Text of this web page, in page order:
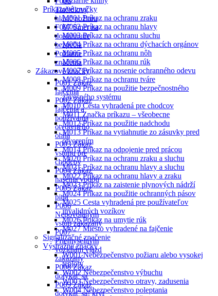
Príkazové značky
M001 Príkaz na ochranu zraku
M002 Príkaz na ochranu hlavy
M003 Príkaz na ochranu sluchu
M004 Príkaz na ochranu dýchacích orgánov
M005 Príkaz na ochranu nôh
M006 Príkaz na ochranu rúk
M007 Príkaz na nosenie ochranného odevu
M008 Príkaz na ochranu tváre
M009 Príkaz na použitie bezpečnostného
závesného systému
M010 Cesta vyhradená pre chodcov
M011 Značka príkazu – všeobecne
M012 Príkaz na použitie nadchodu
M013 Príkaz na vytiahnutie zo zásuvky pred
otvorením
M014 Príkaz na odpojenie pred prácou
M020 Príkaz na ochranu zraku a sluchu
M021 Príkaz na ochranu hlavy a sluchu
M022 Príkaz na ochranu hlavy a zraku
M023 Príkaz na zaistenie plynových nádrží
M024 Príkaz na použitie ochranných pásov
M025 Cesta vyhradená pre používateľov
invalidných vozíkov
M026 Príkaz na umytie rúk
M027 Miesto vyhradené na fajčenie
Signalizačné značenie
Výstražné značky
W001 Nebezpečenstvo požiaru alebo vysokej
teploty
W002 Nebezpečenstvo výbuchu
W003 Nebezpečenstvo otravy, zadusenia
W004 Nebezpečenstvo poleptania
bezpečia
F006
Tlačidlový
hlásič požiaru
F007 Smer na
dosiahnutie
bezpečia
Požiarne
značenia
Zákazové značky
P001 Zákaz
fajčenia
P002 Zákaz
fajčenia a
používania
otvoreného
ohňa
P003 Zákaz
vstupu pre
chodcov
P004 Zákaz
hasenia vodou
P005 Zákaz
pitia
P006
Nepovolaným
vstup zakázaný
P007
Priemyselným
vozidlám vjazd
zakázaný
P008 Zákaz
dotýkať sa